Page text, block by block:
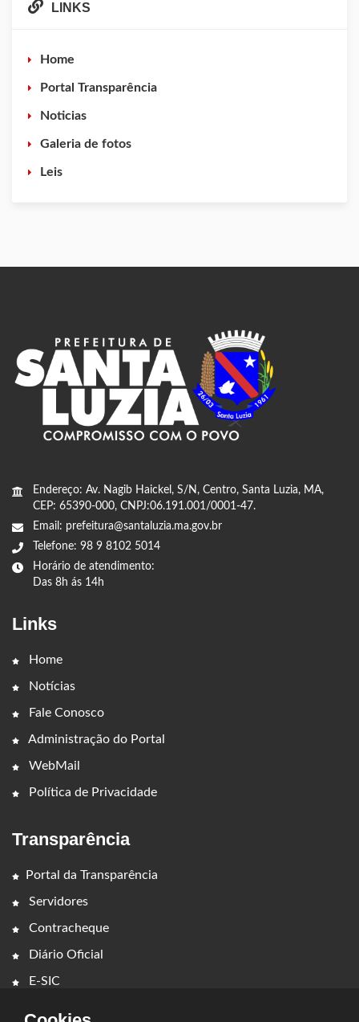
LINKS
Home
Portal Transparência
Noticias
Galeria de fotos
Leis
Endereço: Av. Nagib Haickel, S/N, Centro, Santa Luzia, MA,
CEP: 65390-000, CNPJ:06.191.001/0001-47.
Email: prefeitura@santaluzia.ma.gov.br
Telefone: 98 9 8102 5014
Horário de atendimento:
Das 8h ás 14h
Links
Home
Notícias
Fale Conosco
Administração do Portal
WebMail
Política de Privacidade
Transparência
Portal da Transparência
Servidores
Contracheque
Diário Oficial
E-SIC